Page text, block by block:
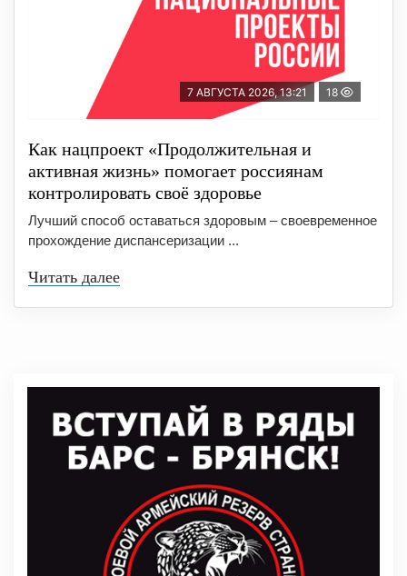
7 АВГУСТА 2026, 13:21 18
Как нацпроект «Продолжительная и
активная жизнь» помогает россиянам
контролировать своё здоровье
Лучший способ оставаться здоровым – своевременное
прохождение диспансеризации ...
Читать далее